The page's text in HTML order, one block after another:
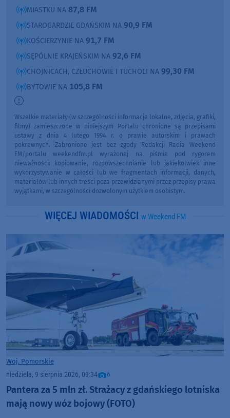
MIASTKU NA 87,8 FM
STAROGARDZIE GDAŃSKIM NA 90,9 FM
KOŚCIERZYNIE NA 91,7 FM
SĘPÓLNIE KRAJEŃSKIM NA 92,6 FM
CHOJNICACH, CZŁUCHOWIE I TUCHOLI NA 99,30 FM
BYTOWIE NA 105,8 FM
Wszelkie materiały (w szczególności informacje lokalne, zdjęcia, grafiki,
filmy) zamieszczone w niniejszym Portalu chronione są przepisami
ustawy z dnia 4 lutego 1994 r. o prawie autorskim i prawach
pokrewnych. Zabronione jest bez zgody Redakcji Radia Weekend
FM/portalu weekendfm.pl wyrażonej na piśmie pod rygorem
nieważności: kopiowanie, rozpowszechnianie lub jakiekolwiek inne
wykorzystywanie w całości lub we fragmentach informacji, danych,
materiałów lub innych treści poza przewidzianymi przez przepisy prawa
wyjątkami, w szczególności dozwolonym użytkiem osobistym.
WIĘCEJ WIADOMOŚCI w Weekend FM
Woj. Pomorskie
niedziela, 9 sierpnia 2026, 09:34 6
Pantera za 5 mln zł. Strażacy z gdańskiego lotniska
mają nowy wóz bojowy (FOTO)